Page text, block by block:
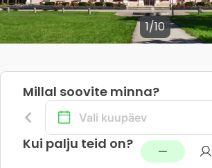
1/10
Millal soovite minna?
Kui palju teid on?